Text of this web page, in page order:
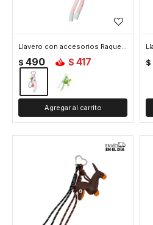
Llavero con accesorios Raqueta Tennis - Rosado
$ 490 $ 417 $